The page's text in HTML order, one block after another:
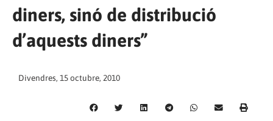
diners, sinó de distribució
d’aquests diners”
Divendres, 15 octubre, 2010